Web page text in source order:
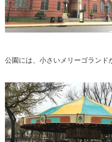
公園には、小さいメリーゴランド